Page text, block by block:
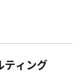
ティング